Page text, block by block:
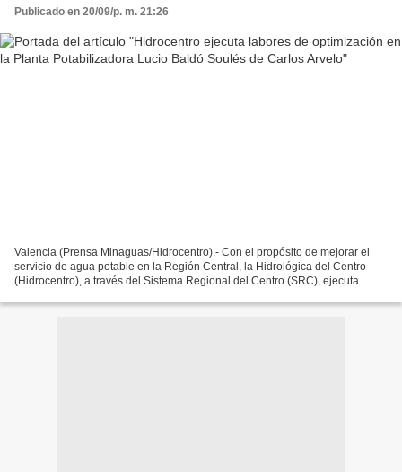
Publicado en 20/09/p. m. 21:26
Valencia (Prensa Minaguas/Hidrocentro).- Con el propósito de mejorar el
servicio de agua potable en la Región Central, la Hidrológica del Centro
(Hidrocentro), a través del Sistema Regional del Centro (SRC), ejecuta